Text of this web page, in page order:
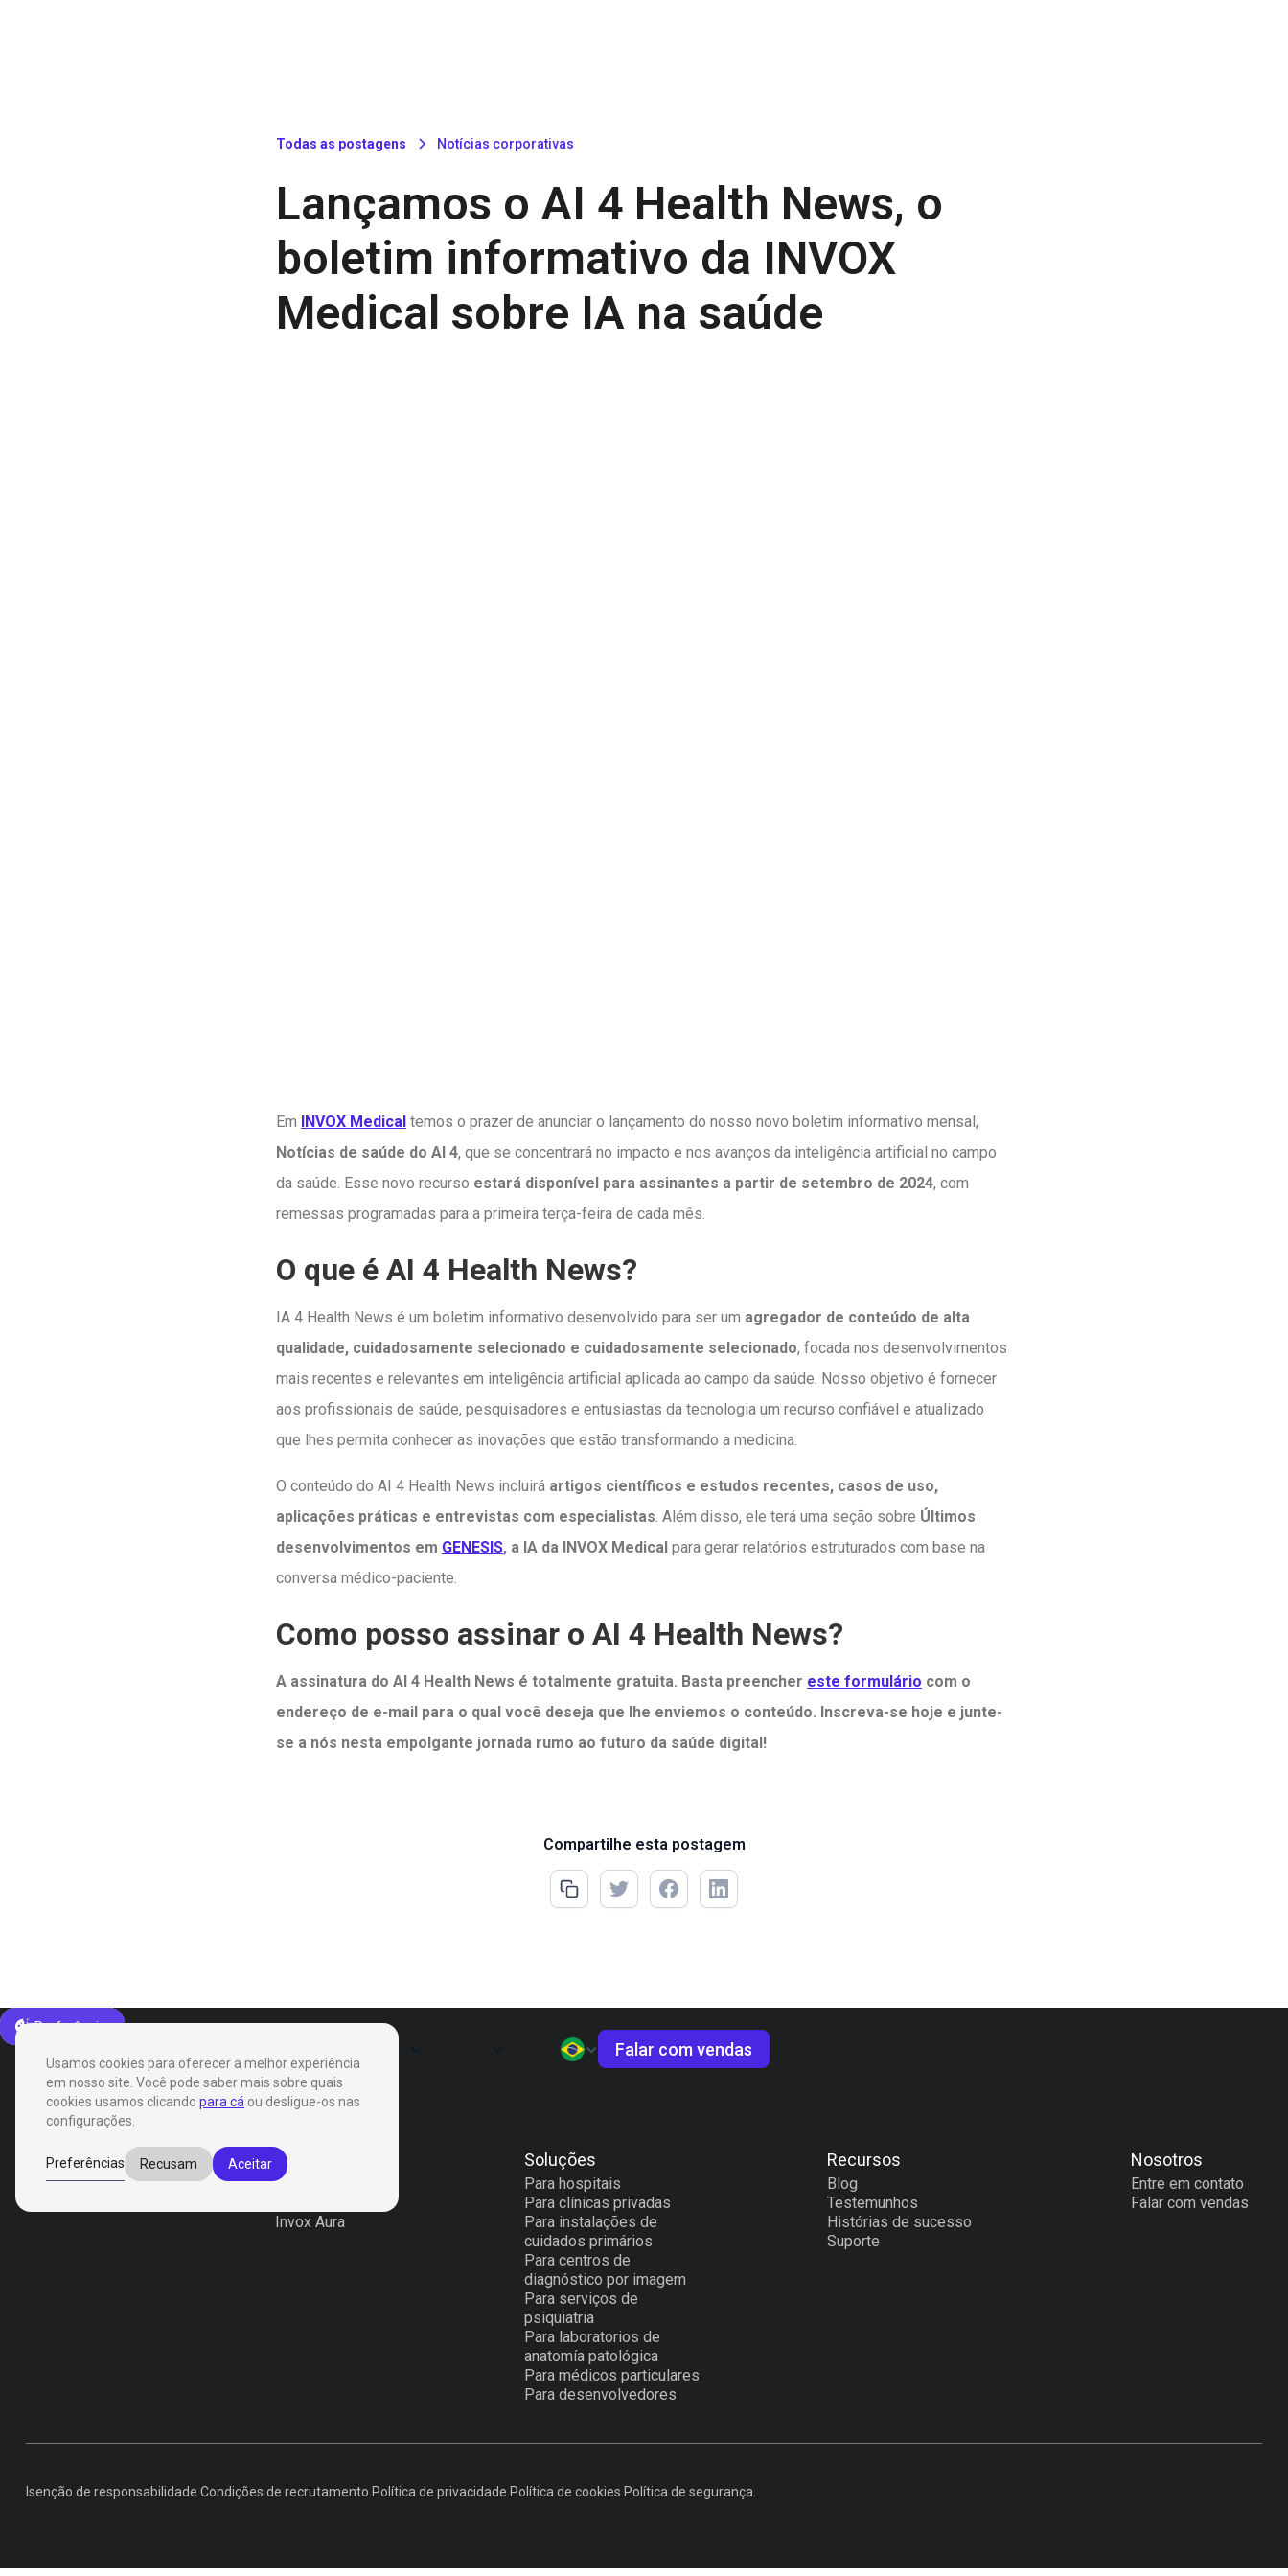
Todas as postagens Notícias corporativas
Lançamos o AI 4 Health News, o
boletim informativo da INVOX
Medical sobre IA na saúde
Em INVOX Medical temos o prazer de anunciar o lançamento do nosso novo boletim informativo mensal,
Notícias de saúde do AI 4, que se concentrará no impacto e nos avanços da inteligência artificial no campo
da saúde. Esse novo recurso estará disponível para assinantes a partir de setembro de 2024, com
remessas programadas para a primeira terça-feira de cada mês.
O que é AI 4 Health News?
IA 4 Health News é um boletim informativo desenvolvido para ser um agregador de conteúdo de alta
qualidade, cuidadosamente selecionado e cuidadosamente selecionado, focada nos desenvolvimentos
mais recentes e relevantes em inteligência artificial aplicada ao campo da saúde. Nosso objetivo é fornecer
aos profissionais de saúde, pesquisadores e entusiastas da tecnologia um recurso confiável e atualizado
que lhes permita conhecer as inovações que estão transformando a medicina.
O conteúdo do AI 4 Health News incluirá artigos científicos e estudos recentes, casos de uso,
aplicações práticas e entrevistas com especialistas. Além disso, ele terá uma seção sobre Últimos
desenvolvimentos em GENESIS, a IA da INVOX Medical para gerar relatórios estruturados com base na
conversa médico-paciente.
Como posso assinar o AI 4 Health News?
A assinatura do AI 4 Health News é totalmente gratuita. Basta preencher este formulário com o
endereço de e-mail para o qual você deseja que lhe enviemos o conteúdo. Inscreva-se hoje e junte-
se a nós nesta empolgante jornada rumo ao futuro da saúde digital!
Compartilhe esta postagem
Usamos cookies para oferecer a melhor experiência
em nosso site. Você pode saber mais sobre quais
cookies usamos clicando para cá ou desligue-os nas
configurações.
Preferências Recusam Aceitar
Preferências
Falar com vendas
Produtos
Invox Dictation
Invox Aura
Soluções
Para hospitais
Para clínicas privadas
Para instalações de
cuidados primários
Para centros de
diagnóstico por imagem
Para serviços de
psiquiatria
Para laboratorios de
anatomía patológica
Para médicos particulares
Para desenvolvedores
Recursos
Blog
Testemunhos
Histórias de sucesso
Suporte
Nosotros
Entre em contato
Falar com vendas
Isenção de responsabilidade. Condições de recrutamento. Política de privacidade. Política de cookies. Política de segurança.